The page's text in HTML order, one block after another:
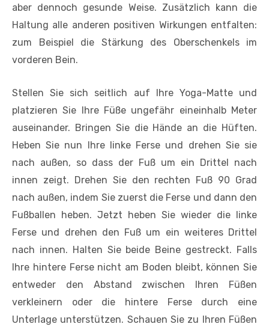
aber dennoch gesunde Weise. Zusätzlich kann die
Haltung alle anderen positiven Wirkungen entfalten:
zum Beispiel die Stärkung des Oberschenkels im
vorderen Bein.
Stellen Sie sich seitlich auf Ihre Yoga-Matte und
platzieren Sie Ihre Füße ungefähr eineinhalb Meter
auseinander. Bringen Sie die Hände an die Hüften.
Heben Sie nun Ihre linke Ferse und drehen Sie sie
nach außen, so dass der Fuß um ein Drittel nach
innen zeigt. Drehen Sie den rechten Fuß 90 Grad
nach außen, indem Sie zuerst die Ferse und dann den
Fußballen heben. Jetzt heben Sie wieder die linke
Ferse und drehen den Fuß um ein weiteres Drittel
nach innen. Halten Sie beide Beine gestreckt. Falls
Ihre hintere Ferse nicht am Boden bleibt, können Sie
entweder den Abstand zwischen Ihren Füßen
verkleinern oder die hintere Ferse durch eine
Unterlage unterstützen. Schauen Sie zu Ihren Füßen